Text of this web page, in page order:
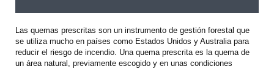
Las quemas prescritas son un instrumento de gestión forestal que
se utiliza mucho en países como Estados Unidos y Australia para
reducir el riesgo de incendio. Una quema prescrita es la quema de
un área natural, previamente escogido y en unas condiciones